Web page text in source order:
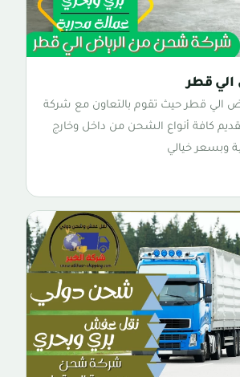
قطر
الي قطر حيث تقوم بالتعاون مع شركة
كافة أنواع الشحن من داخل وخارج
وبسعر خيالي